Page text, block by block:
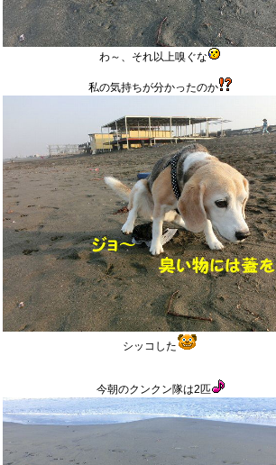
わ～、それ以上嗅ぐな
私の気持ちが分かったのか
シッコした
今朝のクンクン隊は2匹